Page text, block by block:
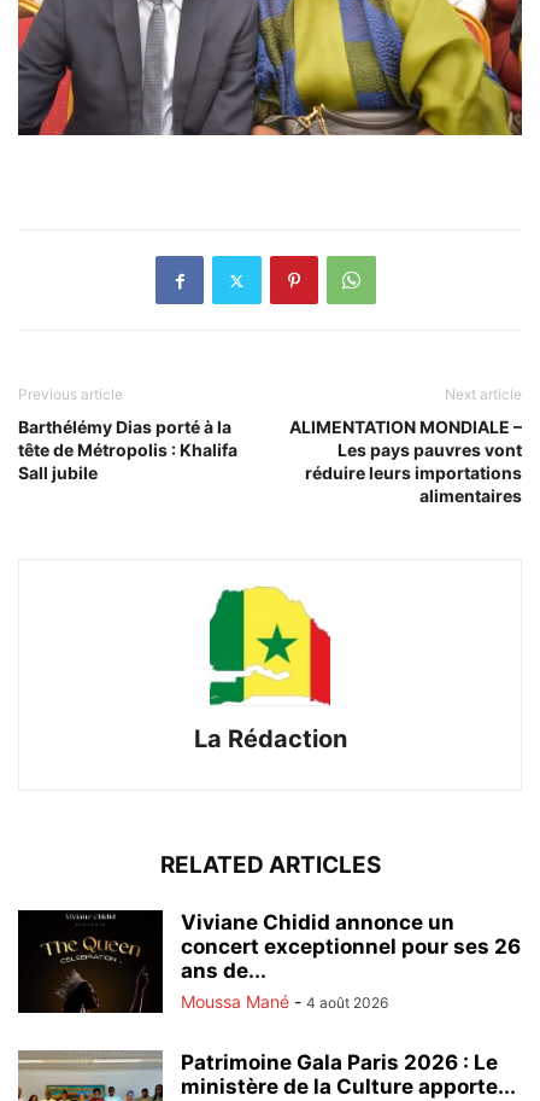
Previous article
Barthélémy Dias porté à la
tête de Métropolis : Khalifa
Sall jubile
Next article
ALIMENTATION MONDIALE –
Les pays pauvres vont
réduire leurs importations
alimentaires
La Rédaction
RELATED ARTICLES
Viviane Chidid annonce un
concert exceptionnel pour ses 26
ans de...
Moussa Mané - 4 août 2026
Patrimoine Gala Paris 2026 : Le
ministère de la Culture apporte...